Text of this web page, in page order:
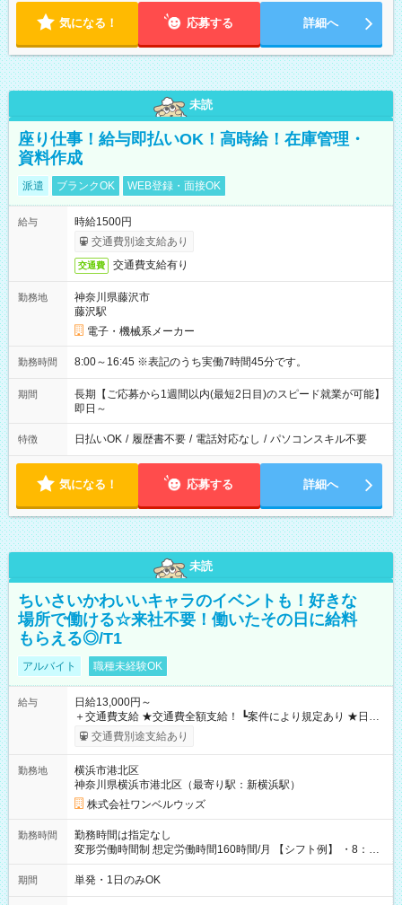
気になる！ 応募する 詳細へ
未読
座り仕事！給与即払いOK！高時給！在庫管理・
資料作成
派遣 ブランクOK WEB登録・面接OK
給与
時給1500円
交通費別途支給あり
交通費 交通費支給有り
勤務地
神奈川県藤沢市
藤沢駅
電子・機械系メーカー
勤務時間 8:00～16:45 ※表記のうち実働7時間45分です。
期間
長期【ご応募から1週間以内(最短2日目)のスピード就業が可能】
即日～
特徴 日払いOK / 履歴書不要 / 電話対応なし / パソコンスキル不要
気になる！ 応募する 詳細へ
未読
ちいさいかわいいキャラのイベントも！好きな
場所で働ける☆来社不要！働いたその日に給料
もらえる◎/T1
アルバイト 職種未経験OK
給与
日給13,000円～
＋交通費支給 ★交通費全額支給！ ┗案件により規定あり ★日払
いOK！（規定あり） ┗働いたその日に現金GET♪ お仕事後はコ
ンビニATMから 日払い分を引き落とせます！ 【試用期間】試
交通費別途支給あり
勤務地
横浜市港北区
神奈川県横浜市港北区（最寄り駅：新横浜駅）
株式会社ワンベルウッズ
勤務時間
勤務時間は指定なし
変形労働時間制 想定労働時間160時間/月 【シフト例】 ・8：00
～21：00
期間 単発・1日のみOK